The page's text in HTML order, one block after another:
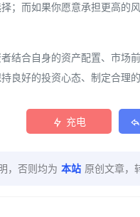
；而如果你愿意承担更高的
结合自身的资产配置、市场
良好的投资心态、制定合理
充电
，否则均为 本站 原创文章，